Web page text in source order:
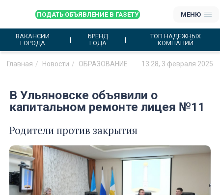
ПОДАТЬ ОБЪЯВЛЕНИЕ В ГАЗЕТУ МЕНЮ
ВАКАНСИИ
ГОРОДА
БРЕНД
ГОДА
ТОП НАДЕЖНЫХ
КОМПАНИЙ
Главная Новости ОБРАЗОВАНИЕ 13:28, 3 февраля 2025
В Ульяновске объявили о
капитальном ремонте лицея №11
Родители против закрытия